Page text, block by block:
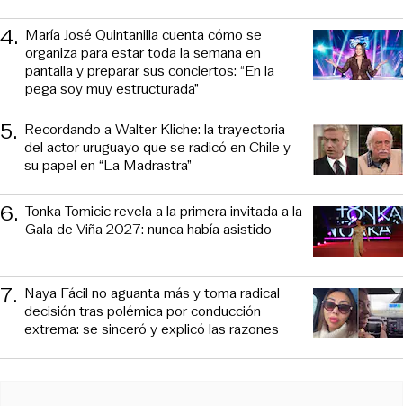
4. María José Quintanilla cuenta cómo se
organiza para estar toda la semana en
pantalla y preparar sus conciertos: “En la
pega soy muy estructurada”
5. Recordando a Walter Kliche: la trayectoria
del actor uruguayo que se radicó en Chile y
su papel en “La Madrastra”
6. Tonka Tomicic revela a la primera invitada a la
Gala de Viña 2027: nunca había asistido
7. Naya Fácil no aguanta más y toma radical
decisión tras polémica por conducción
extrema: se sinceró y explicó las razones